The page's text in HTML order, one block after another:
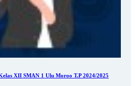
XII SMAN 1 Ulu Moroo T.P 2024/2025